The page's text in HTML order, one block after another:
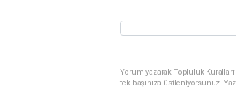
Yorum yazarak Topluluk
tek başınıza üstleniyorsunuz.